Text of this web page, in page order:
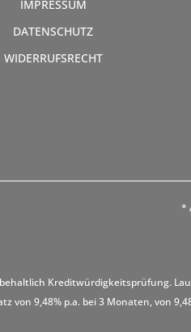
IMPRESSUM
DATENSCHUTZ
WIDERRUFSRECHT
*
Kreditwürdigkeitsprüfung.
von 9,48% p.a. bei 3 Monaten, von